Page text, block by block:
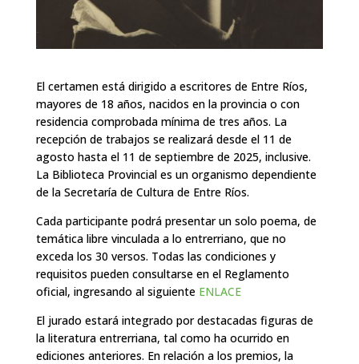
El certamen está dirigido a escritores de Entre Ríos,
mayores de 18 años, nacidos en la provincia o con
residencia comprobada mínima de tres años. La
recepción de trabajos se realizará desde el 11 de
agosto hasta el 11 de septiembre de 2025, inclusive.
La Biblioteca Provincial es un organismo dependiente
de la Secretaría de Cultura de Entre Ríos.
Cada participante podrá presentar un solo poema, de
temática libre vinculada a lo entrerriano, que no
exceda los 30 versos. Todas las condiciones y
requisitos pueden consultarse en el Reglamento
oficial, ingresando al siguiente ENLACE
El jurado estará integrado por destacadas figuras de
la literatura entrerriana, tal como ha ocurrido en
ediciones anteriores. En relación a los premios, la